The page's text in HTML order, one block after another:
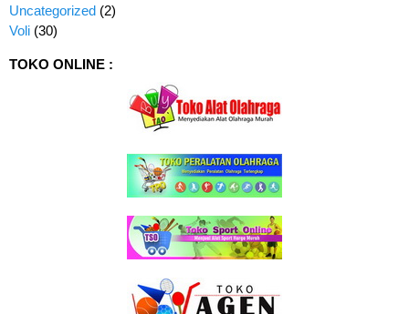
Uncategorized (2)
Voli (30)
TOKO ONLINE :